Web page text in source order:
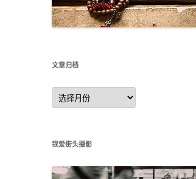
文章归档
文
章
归
我爱街头摄影